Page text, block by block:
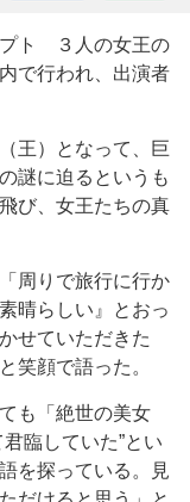
ト ３人の女王の
で行われ、出演者
王）となって、巨
謎に迫るというも
び、女王たちの真
周りで旅行に行か
晴らしい』とおっ
せていただきた
笑顔で語った。
も「絶世の美女
臨していた”とい
を探っている。見